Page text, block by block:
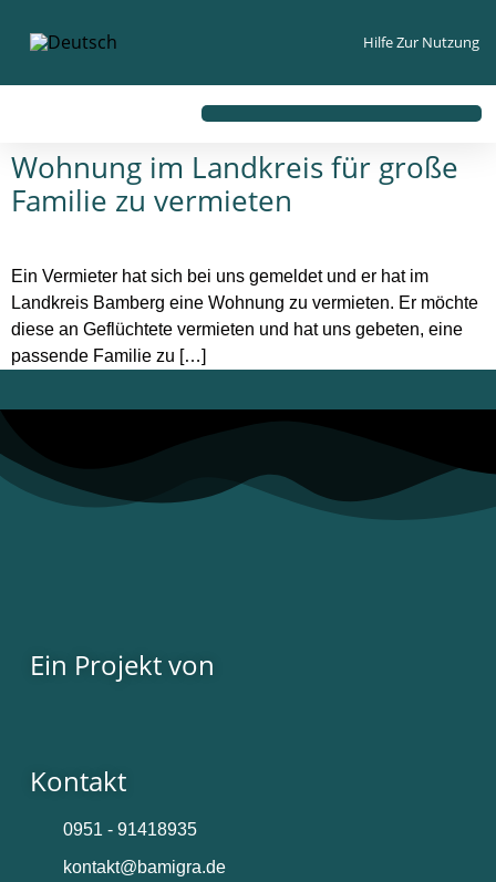
Hilfe Zur Nutzung
Wohnung im Landkreis für große
Familie zu vermieten
Ein Vermieter hat sich bei uns gemeldet und er hat im
Landkreis Bamberg eine Wohnung zu vermieten. Er möchte
diese an Geflüchtete vermieten und hat uns gebeten, eine
passende Familie zu […]
Ein Projekt von
Kontakt
0951 - 91418935
kontakt@bamigra.de